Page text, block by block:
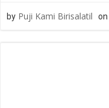
by Puji Kami Birisalatil on